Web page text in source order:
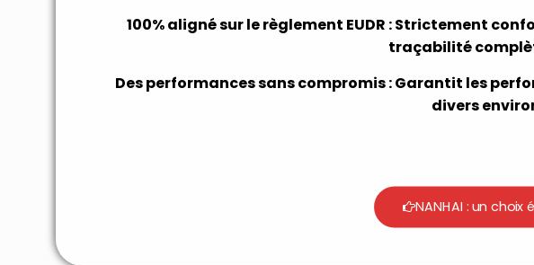
100% aligné sur le règlement EUDR : Strictement
traçabilité
Des performances sans compromis : Garantit les
divers
NANHAI : un